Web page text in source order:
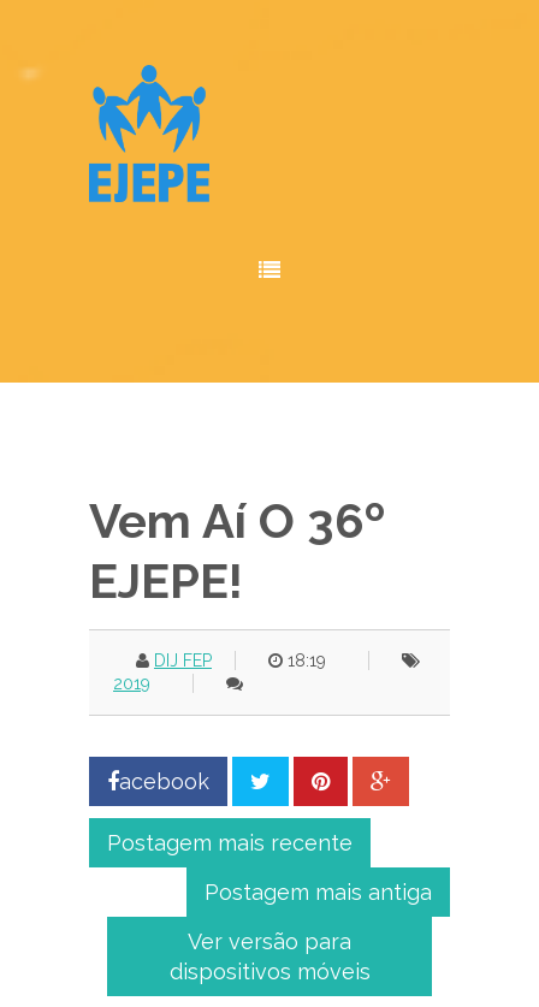
Vem Aí O 36º
EJEPE!
DIJ FEP
18:19
2019
acebook
Postagem mais recente
Postagem mais antiga
Ver versão para
dispositivos móveis